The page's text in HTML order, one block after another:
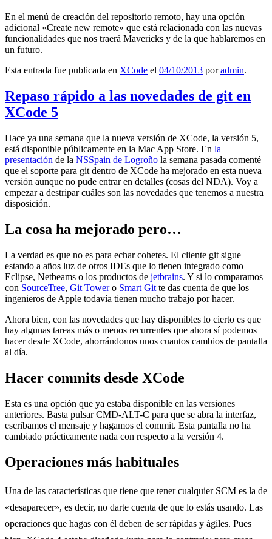
En el menú de creación del repositorio remoto, hay una opción
adicional «Create new remote» que está relacionada con las nuevas
funcionalidades que nos traerá Mavericks y de la que hablaremos en
un futuro.
Esta entrada fue publicada en XCode el 04/10/2013 poradmin.
Repaso rápido a las novedades de git en
XCode 5
Hace ya una semana que la nueva versión de XCode, la versión 5,
está disponible públicamente en la Mac App Store. En la
presentación de la NSSpain de Logroño la semana pasada comenté
que el soporte para git dentro de XCode ha mejorado en esta nueva
versión aunque no pude entrar en detalles (cosas del NDA). Voy a
empezar a destripar cuáles son las novedades que tenemos a nuestra
disposición.
La cosa ha mejorado pero…
La verdad es que no es para echar cohetes. El cliente git sigue
estando a años luz de otros IDEs que lo tienen integrado como
Eclipse, Netbeams o los productos de jetbrains. Y si lo comparamos
con SourceTree, Git Towero Smart Git te das cuenta de que los
ingenieros de Apple todavía tienen mucho trabajo por hacer.
Ahora bien, con las novedades que hay disponibles lo cierto es que
hay algunas tareas más o menos recurrentes que ahora sí podemos
hacer desde XCode, ahorrándonos unos cuantos cambios de pantalla
al día.
Hacer commits desde XCode
Esta es una opción que ya estaba disponible en las versiones
anteriores. Basta pulsar CMD-ALT-C para que se abra la interfaz,
escribamos el mensaje y hagamos el commit. Esta pantalla no ha
cambiado prácticamente nada con respecto a la versión 4.
Operaciones más habituales
Una de las características que tiene que tener cualquier SCM es la de
«desaparecer», es decir, no darte cuenta de que lo estás usando. Las
operaciones que hagas con él deben de ser rápidas y ágiles. Pues